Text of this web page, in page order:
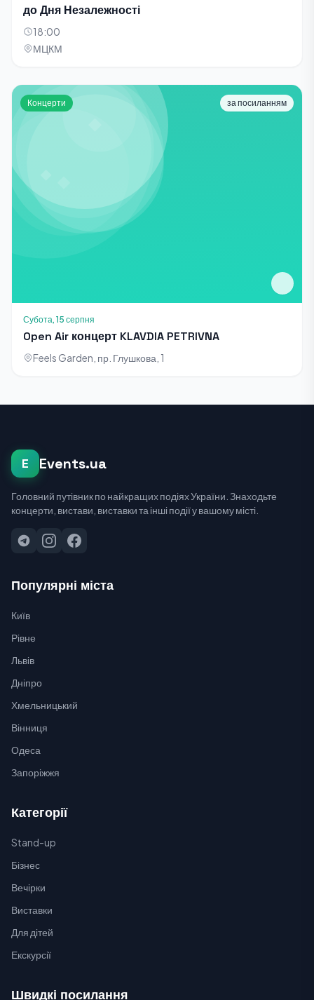
до Дня Незалежності
18:00
МЦКМ
Концерти за посиланням
Субота, 15 серпня
Open Air концерт KLAVDIA PETRIVNA
Feels Garden, пр. Глушкова, 1
E Events.ua
Головний путівник по найкращих подіях України. Знаходьте
концерти, вистави, виставки та інші події у вашому місті.
Популярні міста
Київ
Рівне
Львів
Дніпро
Хмельницький
Вінниця
Одеса
Запоріжжя
Категорії
Stand-up
Бізнес
Вечірки
Виставки
Для дітей
Екскурсії
Швидкі посилання